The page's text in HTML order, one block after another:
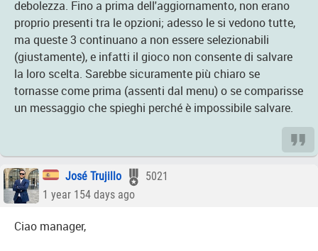
debolezza. Fino a prima dell'aggiornamento, non erano
proprio presenti tra le opzioni; adesso le si vedono tutte,
ma queste 3 continuano a non essere selezionabili
(giustamente), e infatti il gioco non consente di salvare
la loro scelta. Sarebbe sicuramente più chiaro se
tornasse come prima (assenti dal menu) o se comparisse
un messaggio che spieghi perché è impossibile salvare.
José Trujillo
5021
1 year 154 days ago
Ciao manager,